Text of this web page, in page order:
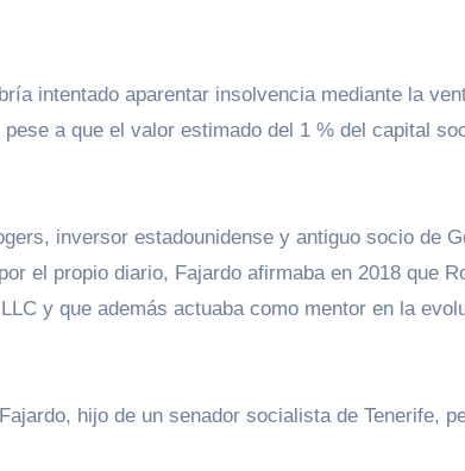
intentado aparentar insolvencia mediante la
a que el valor estimado del 1 % del capital
inversor estadounidense y antiguo socio de
el propio diario, Fajardo afirmaba en 2018 que
y que además actuaba como mentor en la
hijo de un senador socialista de Tenerife,